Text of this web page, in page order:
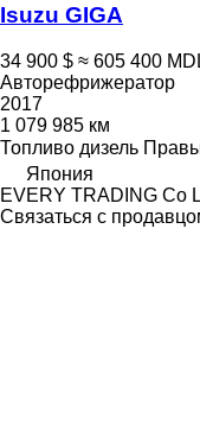
Isuzu GIGA
34 900 $ ≈ 605 400
Авторефрижератор
2017
1 079 985 км
Топливо дизель
Япония
EVERY TRADING Co
Связаться с